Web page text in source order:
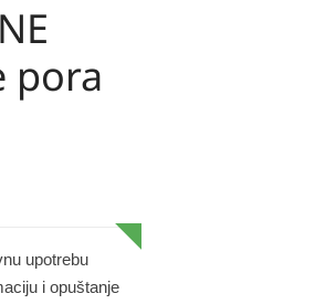
pora
upotrebu
i opuštanje